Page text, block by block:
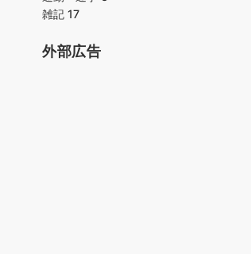
雑記 17
外部広告